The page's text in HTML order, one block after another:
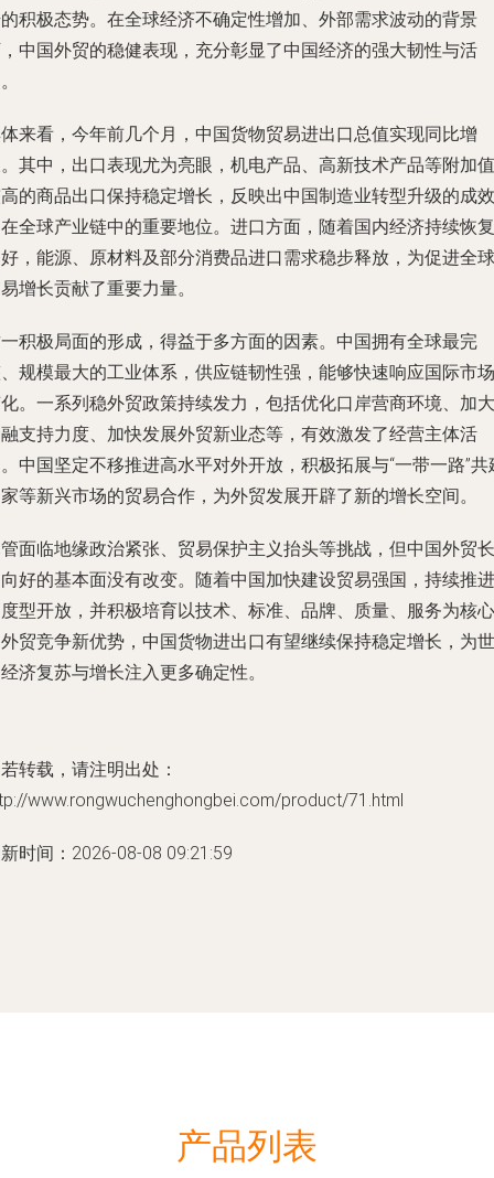
积极态势。在全球经济不确定性增加、外部需求波动的背景
中国外贸的稳健表现，充分彰显了中国经济的强大韧性与活
来看，今年前几个月，中国货物贸易进出口总值实现同比增
其中，出口表现尤为亮眼，机电产品、高新技术产品等附加值
的商品出口保持稳定增长，反映出中国制造业转型升级的成效
全球产业链中的重要地位。进口方面，随着国内经济持续恢复
，能源、原材料及部分消费品进口需求稳步释放，为促进全球
增长贡献了重要力量。
积极局面的形成，得益于多方面的因素。中国拥有全球最完
规模最大的工业体系，供应链韧性强，能够快速响应国际市场
。一系列稳外贸政策持续发力，包括优化口岸营商环境、加大
支持力度、加快发展外贸新业态等，有效激发了经营主体活
中国坚定不移推进高水平对外开放，积极拓展与“一带一路”共
等新兴市场的贸易合作，为外贸发展开辟了新的增长空间。
面临地缘政治紧张、贸易保护主义抬头等挑战，但中国外贸长
好的基本面没有改变。随着中国加快建设贸易强国，持续推进
型开放，并积极培育以技术、标准、品牌、质量、服务为核心
贸竞争新优势，中国货物进出口有望继续保持稳定增长，为世
济复苏与增长注入更多确定性。
转载，请注明出处：
www.rongwuchenghongbei.com/product/71.html
时间：2026-08-08 09:21:59
产品列表